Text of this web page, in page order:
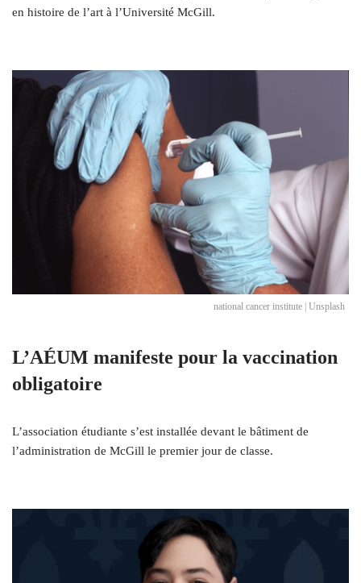
en histoire de l’art à l’Université McGill.
national cancer institute | Unsplash
L’AÉUM manifeste pour la vaccination
obligatoire
L’association étudiante s’est installée devant le bâtiment de
l’administration de McGill le premier jour de classe.